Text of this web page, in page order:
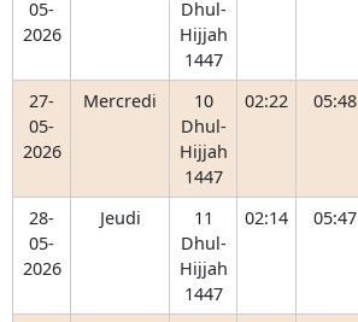
05-
2026
Dhul-
Hijjah
1447
27-
05-
2026
Mercredi
10
Dhul-
Hijjah
1447
02:22 05:48
28-
05-
2026
Jeudi
11
Dhul-
Hijjah
1447
02:14 05:47